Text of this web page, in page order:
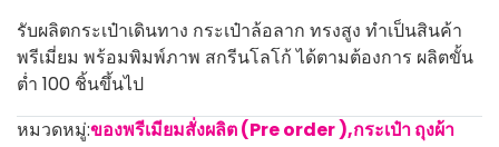
รับผลิตกระเป๋าเดินทาง กระเป๋าล้อลาก ทรงสูง ทำเป็นสินค้า
พรีเมี่ยม พร้อมพิมพ์ภาพ สกรีนโลโก้ ได้ตามต้องการ ผลิตขั้น
ต่ำ 100 ชิ้นขึ้นไป
หมวดหมู่:ของพรีเมียมสั่งผลิต (Pre order ),กระเป๋า ถุงผ้า